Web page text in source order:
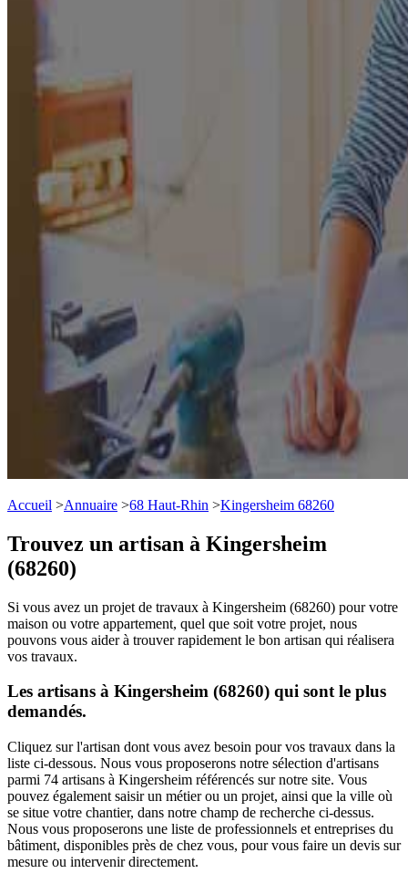
Accueil >Annuaire >68 Haut-Rhin >Kingersheim 68260
Trouvez un artisan à Kingersheim
(68260)
Si vous avez un projet de travaux à Kingersheim (68260) pour votre
maison ou votre appartement, quel que soit votre projet, nous
pouvons vous aider à trouver rapidement le bon artisan qui réalisera
vos travaux.
Les artisans à Kingersheim (68260) qui sont le plus
demandés.
Cliquez sur l'artisan dont vous avez besoin pour vos travaux dans la
liste ci-dessous. Nous vous proposerons notre sélection d'artisans
parmi 74 artisans à Kingersheim référencés sur notre site. Vous
pouvez également saisir un métier ou un projet, ainsi que la ville où
se situe votre chantier, dans notre champ de recherche ci-dessus.
Nous vous proposerons une liste de professionnels et entreprises du
bâtiment, disponibles près de chez vous, pour vous faire un devis sur
mesure ou intervenir directement.